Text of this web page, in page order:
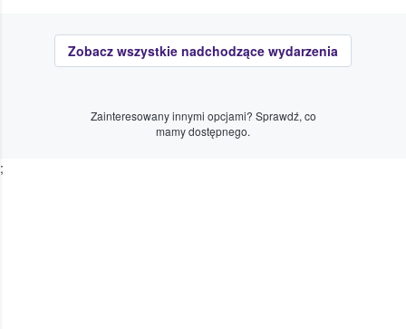
Zobacz wszystkie nadchodzące wydarzenia
Zainteresowany innymi opcjami? Sprawdź, co
mamy dostępnego.
;